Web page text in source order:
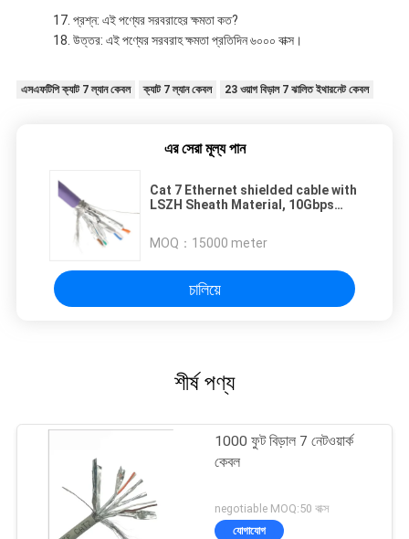
প্রশ্ন: এই পণ্যের সরবরাহের ক্ষমতা কত?
উত্তর: এই পণ্যের সরবরাহ ক্ষমতা প্রতিদিন ৬০০০ বাক্স।
এসএফটিপি ক্যাট 7 ল্যান কেবল ক্যাট 7 ল্যান কেবল 23 ওয়াগ বিড়াল 7 ঝালিত ইথারনেট কেবল
এর সেরা মূল্য পান
Cat 7 Ethernet shielded cable with
LSZH Sheath Material, 10Gbps
MOQ： 15000 meter
চালিয়ে
শীর্ষ পণ্য
1000 ফুট বিড়াল 7 নেটওয়ার্ক
কেবল
negotiable MOQ:50 বাক্স
যোগাযোগ